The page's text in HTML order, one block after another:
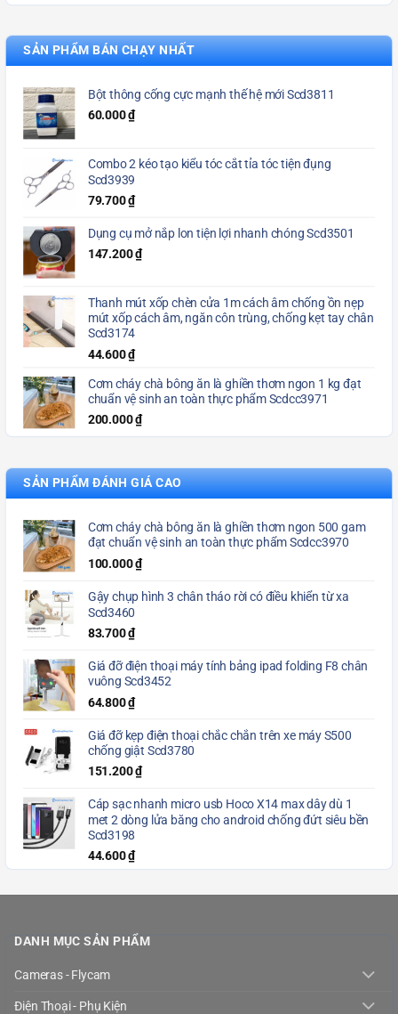
SẢN PHẨM BÁN CHẠY NHẤT
Bột thông cống cực mạnh thế hệ mới Scd3811
60.000₫
Combo 2 kéo tạo kiểu tóc cắt tỉa tóc tiện đụng
Scd3939
79.700₫
Dụng cụ mở nắp lon tiện lợi nhanh chóng Scd3501
147.200₫
Thanh mút xốp chèn cửa 1m cách âm chống ồn nẹp
mút xốp cách âm, ngăn côn trùng, chống kẹt tay chân
Scd3174
44.600₫
Cơm cháy chà bông ăn là ghiền thơm ngon 1 kg đạt
chuẩn vệ sinh an toàn thực phẩm Scdcc3971
200.000₫
SẢN PHẨM ĐÁNH GIÁ CAO
Cơm cháy chà bông ăn là ghiền thơm ngon 500 gam
đạt chuẩn vệ sinh an toàn thực phẩm Scdcc3970
100.000₫
Gậy chụp hình 3 chân tháo rời có điều khiển từ xa
Scd3460
83.700₫
Giá đỡ điện thoại máy tính bảng ipad folding F8 chân
vuông Scd3452
64.800₫
Giá đỡ kẹp điện thoại chắc chắn trên xe máy S500
chống giật Scd3780
151.200₫
Cáp sạc nhanh micro usb Hoco X14 max dây dù 1
met 2 dòng lửa băng cho android chống đứt siêu bền
Scd3198
44.600₫
DANH MỤC SẢN PHẨM
Cameras - Flycam
Điện Thoại - Phụ Kiện